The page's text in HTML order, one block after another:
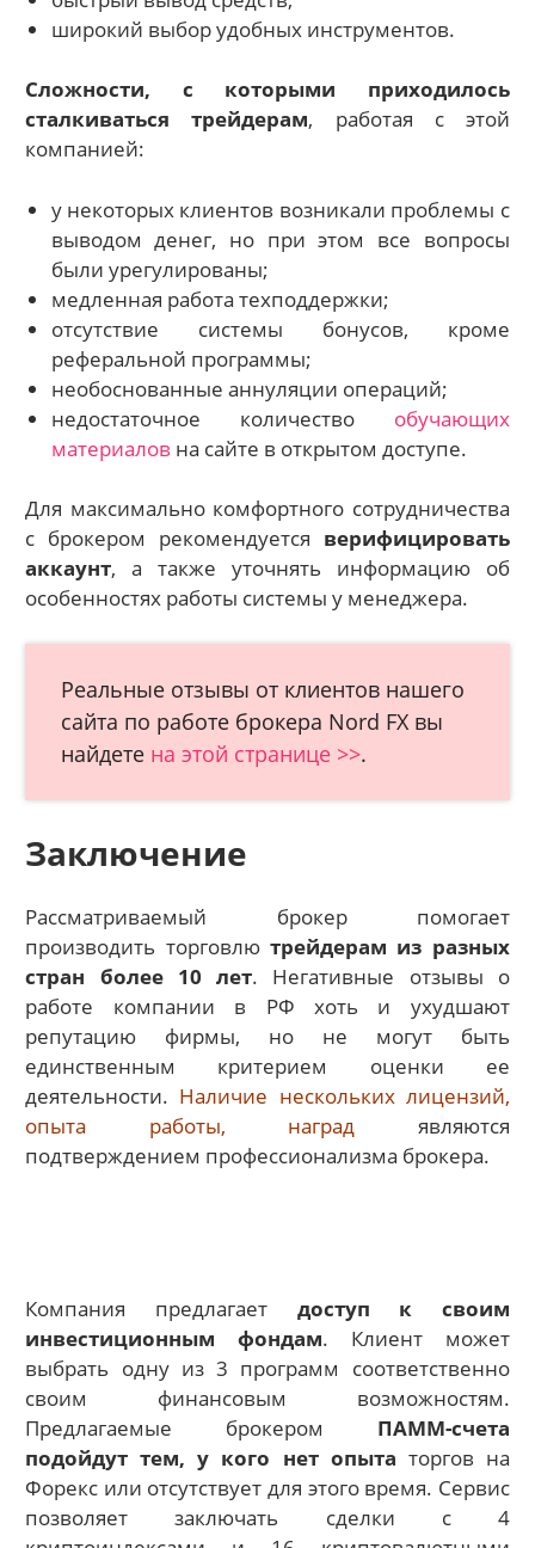
широкий выбор удобных инструментов.
Сложности, с которыми приходилось
сталкиваться трейдерам, работая с этой
компанией:
у некоторых клиентов возникали проблемы с
выводом денег, но при этом все вопросы
были урегулированы;
медленная работа техподдержки;
отсутствие системы бонусов, кроме
реферальной программы;
необоснованные аннуляции операций;
недостаточное количество обучающих
материалов на сайте в открытом доступе.
Для максимально комфортного сотрудничества
с брокером рекомендуется верифицировать
аккаунт, а также уточнять информацию об
особенностях работы системы у менеджера.
Реальные отзывы от клиентов нашего
сайта по работе брокера Nord FX вы
найдете на этой странице >>.
Заключение
Рассматриваемый брокер помогает
производить торговлю трейдерам из разных
стран более 10 лет. Негативные отзывы о
работе компании в РФ хоть и ухудшают
репутацию фирмы, но не могут быть
единственным критерием оценки ее
деятельности. Наличие нескольких лицензий,
опыта работы, наград являются
подтверждением профессионализма брокера.
Компания предлагает доступ к своим
инвестиционным фондам. Клиент может
выбрать одну из 3 программ соответственно
своим финансовым возможностям.
Предлагаемые брокером ПАММ-счета
подойдут тем, у кого нет опыта торгов на
Форекс или отсутствует для этого время. Сервис
позволяет заключать сделки с 4